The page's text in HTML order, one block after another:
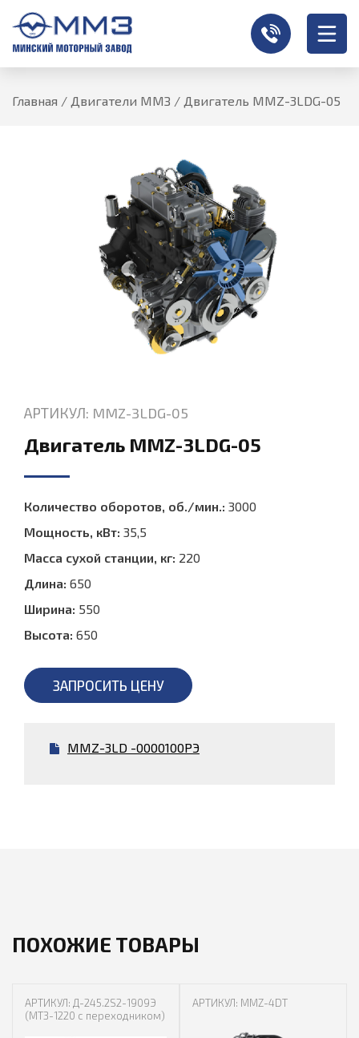
Главная / Двигатели ММЗ / Двигатель MMZ-3LDG-05
АРТИКУЛ: MMZ-3LDG-05
Двигатель MMZ-3LDG-05
Количество оборотов, об./мин.: 3000
Мощность, кВт: 35,5
Масса сухой станции, кг: 220
Длина: 650
Ширина: 550
Высота: 650
ЗАПРОСИТЬ ЦЕНУ
MMZ-3LD -0000100РЭ
ПОХОЖИЕ ТОВАРЫ
АРТИКУЛ: Д-245.2S2-1909Э
(МТЗ-1220 с переходником)
АРТИКУЛ: MMZ-4DT